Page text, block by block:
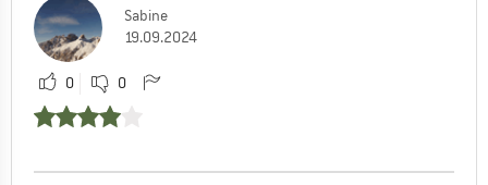
Sabine
19.09.2024
0 0